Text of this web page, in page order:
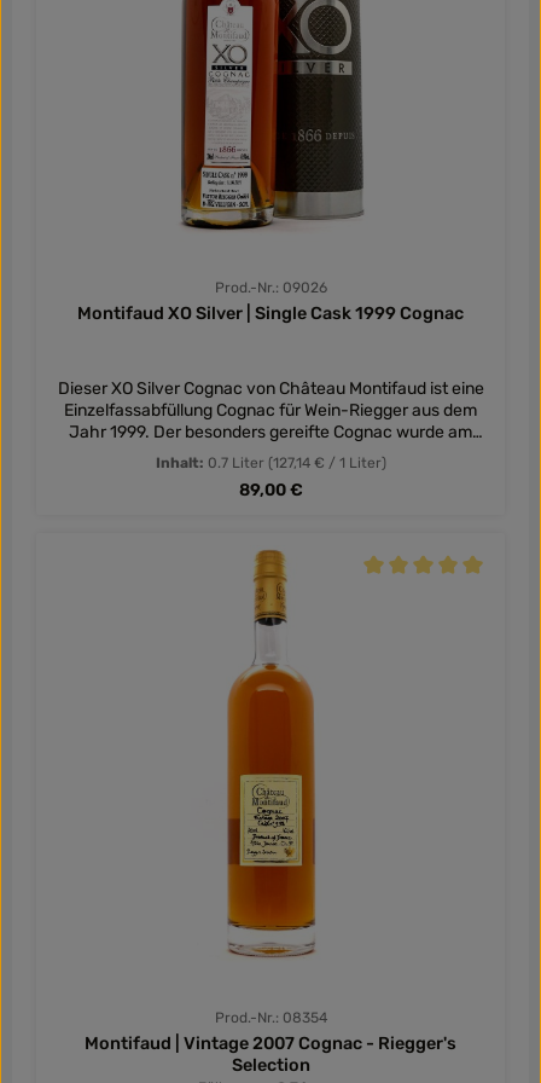
Genuss, der die Essenz der Grande Champagne einfängt
und das Erbe von Pierre Ferrand gebührend feiert.
Prod.-Nr.: 09026
Montifaud XO Silver | Single Cask 1999 Cognac
Dieser XO Silver Cognac von Château Montifaud ist eine
Einzelfassabfüllung Cognac für Wein-Riegger aus dem
Jahr 1999. Der besonders gereifte Cognac wurde am
11.06.2021 mit 43,9 % vol gefüllt. Die Trauben für den
Weinbrand stammen aus dem eigenen Anbau der Familie
und einzig aus der Petite Champagne. Der Single Cask
entwickelt hat. Wir freuen uns, Ihnen diesen Cognac
exklusiv anbieten zu können. So schmeckt der XO Silver
Single Cask 1999 Cognac von Château Montifaud Der
bernsteinfarbene Cognac wartet mit einem Aroma von
warmen Gewürznoten. Dies betont gekonnt Eleganz und
Fülle dieses XO Cognacs. Ein beeindruckener Cognac von
Inhalt: 0.7 Liter (127,14 € / 1 Liter)
Regulärer Preis:
89,00 €
Prod.-Nr.: 08354
Montifaud | Vintage 2007 Cognac - Riegger's
Selection